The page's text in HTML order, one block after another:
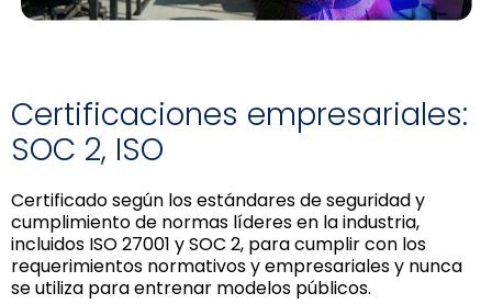
Certificaciones empresariales:
SOC 2, ISO
Certificado según los estándares de seguridad y
cumplimiento de normas líderes en la industria,
incluidos ISO 27001 y SOC 2, para cumplir con los
requerimientos normativos y empresariales y nunca
se utiliza para entrenar modelos públicos.